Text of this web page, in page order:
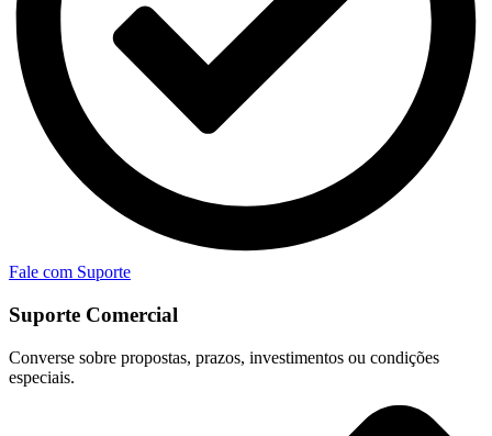
Fale com Suporte
Suporte Comercial
Converse sobre propostas, prazos, investimentos ou condições
especiais.